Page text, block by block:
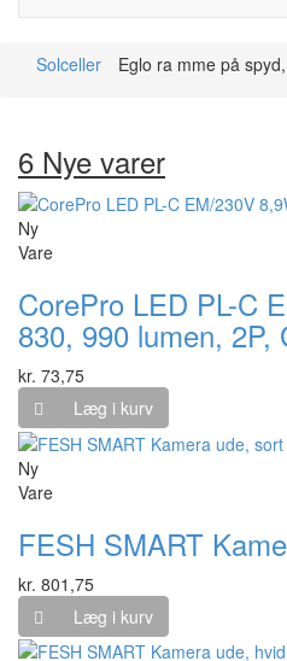
Solceller Eglo ra mme på
6 Nye varer
Ny
Vare
CorePro LED PL-C
830, 990 lumen, 2P,
kr. 73,75
Læg i kurv
Ny
Vare
FESH SMART
kr. 801,75
Læg i kurv